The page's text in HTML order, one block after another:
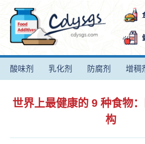
酸味剂 乳化剂 防腐剂 增稠
世界上最健康的 9 种食物
构